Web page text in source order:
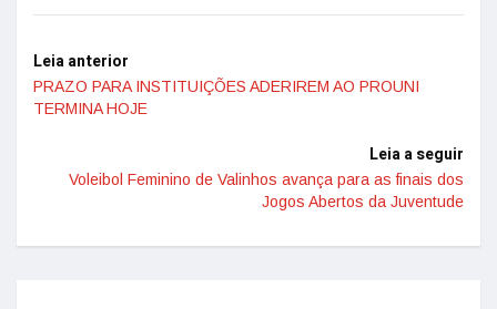
Leia anterior
PRAZO PARA INSTITUIÇÕES ADERIREM AO PROUNI
TERMINA HOJE
Leia a seguir
Voleibol Feminino de Valinhos avança para as finais dos
Jogos Abertos da Juventude